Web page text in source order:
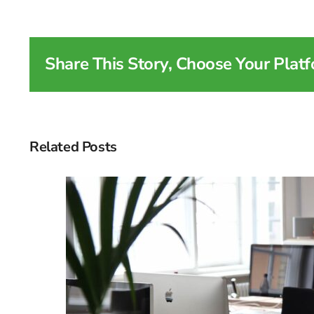
Share This Story, Choose Your
Related Posts